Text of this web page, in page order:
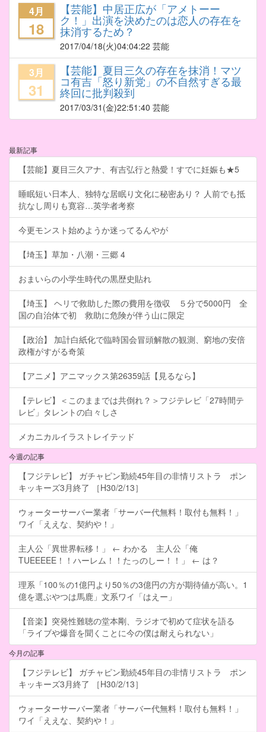
4月
18
【芸能】中居正広が「アメトーー
ク！」出演を決めたのは恋人の存在を
抹消するため？
2017/04/18(火)04:04:22 芸能
3月
31
【芸能】夏目三久の存在を抹消！マツ
コ有吉「怒り新党」の不自然すぎる最
終回に批判殺到
2017/03/31 (金)22:51:40 芸能
最新記事
【芸能】夏目三久アナ、有吉弘行と熱愛！すでに妊娠も★5
睡眠短い日本人、独特な居眠り文化に秘密あり？ 人前でも抵
抗なし周りも寛容…英学者考察
今更モンスト始めようか迷ってるんやが
【埼玉】草加・八潮・三郷 4
おまいらの小学生時代の黒歴史貼れ
【埼玉】 ヘリで救助した際の費用を徴収 ５分で5000円 全
国の自治体で初 救助に危険が伴う山に限定
【政治】 加計白紙化で臨時国会冒頭解散の観測、窮地の安倍
政権がすがる奇策
【アニメ】アニマックス第26359話【見るなら】
【テレビ】＜このままでは共倒れ？＞フジテレビ「27時間テ
レビ」タレントの白々しさ
メカニカルイラストレイテッド
今週の記事
【フジテレビ】 ガチャピン勤続45年目の非情リストラ ポン
キッキーズ3月終了 ［H30/2/13］
ウォーターサーバー業者「サーバー代無料！取付も無料！」
ワイ「ええな、契約や！」
主人公「異世界転移！」 ← わかる 主人公「俺
TUEEEEE！！ハーレム！！たっのしー！！」 ← は？
理系「100％の1億円より50％の3億円の方が期待値が高い。1
億を選ぶやつは馬鹿」文系ワイ「はえー」
【音楽】突発性難聴の堂本剛、ラジオで初めて症状を語る
「ライブや爆音を聞くことに今の僕は耐えられない」
今月の記事
【フジテレビ】 ガチャピン勤続45年目の非情リストラ ポン
キッキーズ3月終了 ［H30/2/13］
ウォーターサーバー業者「サーバー代無料！取付も無料！」
ワイ「ええな、契約や！」